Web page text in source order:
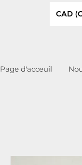
CAD
Page d'acceuil